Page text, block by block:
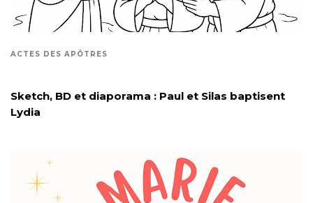
ACTES DES APÔTRES
Sketch, BD et diaporama : Paul et Silas baptisent
Lydia